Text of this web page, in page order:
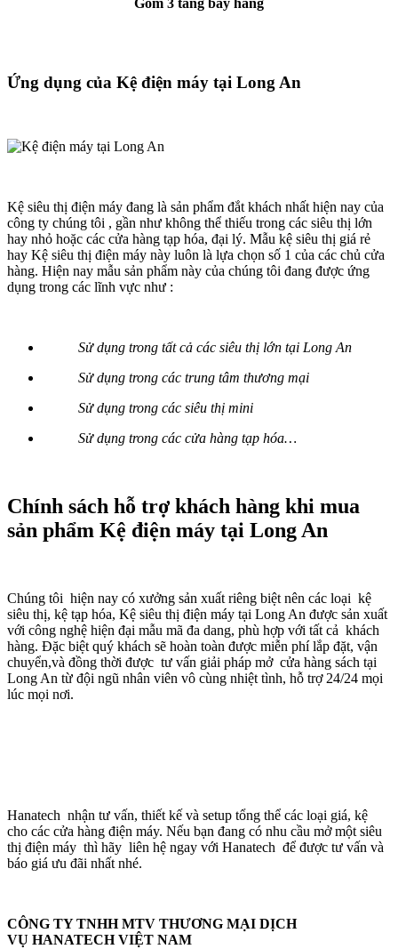
Ứng dụng của Kệ điện máy tại Long An
Kệ siêu thị điện máy đang là sản phẩm đắt khách nhất hiện nay của
công ty chúng tôi , gần như không thể thiếu trong các siêu thị lớn
hay nhỏ hoặc các cửa hàng tạp hóa, đại lý. Mẫu kệ siêu thị giá rẻ
hay Kệ siêu thị điện máy này luôn là lựa chọn số 1 của các chủ cửa
hàng. Hiện nay mẫu sản phẩm này của chúng tôi đang được ứng
dụng trong các lĩnh vực như :
Sử dụng trong tất cả các siêu thị lớn tại Long An
Sử dụng trong các trung tâm thương mại
Sử dụng trong các siêu thị mini
Sử dụng trong các cửa hàng tạp hóa…
Chính sách hỗ trợ khách hàng khi mua
sản phẩm Kệ điện máy tại Long An
Chúng tôi hiện nay có xưởng sản xuất riêng biệt nên các loại kệ
siêu thị, kệ tạp hóa, Kệ siêu thị điện máy tại Long An được sản xuất
với công nghệ hiện đại mẫu mã đa dang, phù hợp với tất cả khách
hàng. Đặc biệt quý khách sẽ hoàn toàn được miễn phí lắp đặt, vận
chuyển,và đồng thời được tư vấn giải pháp mở cửa hàng sách tại
Long An từ đội ngũ nhân viên vô cùng nhiệt tình, hỗ trợ 24/24 mọi
lúc mọi nơi.
Hanatech nhận tư vấn, thiết kế và setup tổng thể các loại giá, kệ
cho các cửa hàng điện máy. Nếu bạn đang có nhu cầu mở một siêu
thị điện máy thì hãy liên hệ ngay với Hanatech để được tư vấn và
báo giá ưu đãi nhất nhé.
CÔNG TY TNHH MTV THƯƠNG MẠI DỊCH
VỤ HANATECH VIỆT NAM